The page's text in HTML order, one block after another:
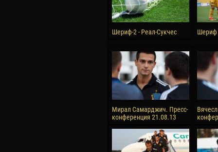
Шериф-2 - Реал-Сукчес Шериф
Мирал Самарджич. Пресс-
конференция 21.08.13